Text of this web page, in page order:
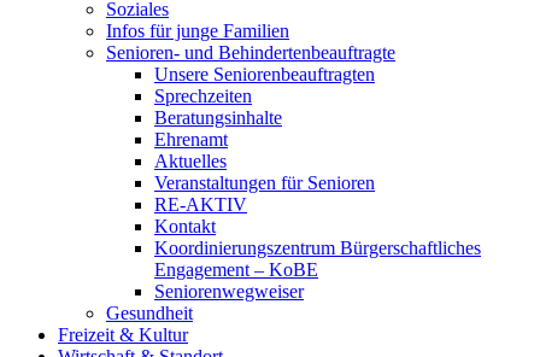
Soziales
Infos für junge Familien
Senioren- und Behindertenbeauftragte
Unsere Seniorenbeauftragten
Sprechzeiten
Beratungsinhalte
Ehrenamt
Aktuelles
Veranstaltungen für Senioren
RE-AKTIV
Kontakt
Koordinierungszentrum Bürgerschaftliches
Engagement – KoBE
Seniorenwegweiser
Gesundheit
Freizeit & Kultur